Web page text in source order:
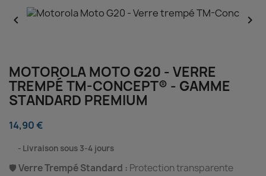
 
MOTOROLA MOTO G20 - VERRE
TREMPÉ TM-CONCEPT® - GAMME
STANDARD PREMIUM
14,90 €
Livraison sous 3-4 jours
🛡️Verre Trempé Standard : Protection transparente